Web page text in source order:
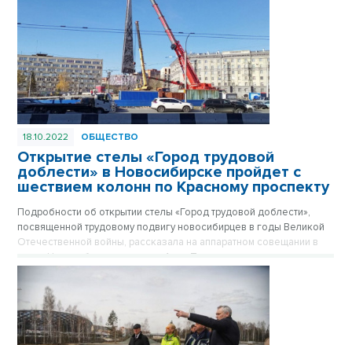
18.10.2022 ОБЩЕСТВО
Открытие стелы «Город трудовой
доблести» в Новосибирске пройдет с
шествием колонн по Красному проспекту
Подробности об открытии стелы «Город трудовой доблести»,
посвященной трудовому подвигу новосибирцев в годы Великой
Отечественной войны, рассказала на аппаратном совещании в
мэрии Новосибирска вице-мэр Анна Терешкова.